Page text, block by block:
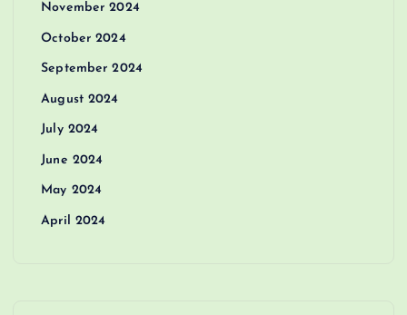
November 2024
October 2024
September 2024
August 2024
July 2024
June 2024
May 2024
April 2024